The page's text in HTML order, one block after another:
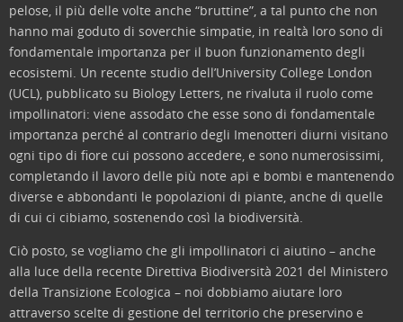
pelose, il più delle volte anche “bruttine”, a tal punto che non
hanno mai goduto di soverchie simpatie, in realtà loro sono di
fondamentale importanza per il buon funzionamento degli
ecosistemi. Un recente studio dell’University College London
(UCL), pubblicato su Biology Letters, ne rivaluta il ruolo come
impollinatori: viene assodato che esse sono di fondamentale
importanza perché al contrario degli Imenotteri diurni visitano
ogni tipo di fiore cui possono accedere, e sono numerosissimi,
completando il lavoro delle più note api e bombi e mantenendo
diverse e abbondanti le popolazioni di piante, anche di quelle
di cui ci cibiamo, sostenendo così la biodiversità.
Ciò posto, se vogliamo che gli impollinatori ci aiutino – anche
alla luce della recente Direttiva Biodiversità 2021 del Ministero
della Transizione Ecologica – noi dobbiamo aiutare loro
attraverso scelte di gestione del territorio che preservino e